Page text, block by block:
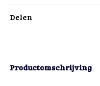
Delen
Productomschrijving